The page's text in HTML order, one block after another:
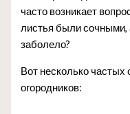
часто возникает
листья были сочными,
заболело?
Вот несколько
огородников: